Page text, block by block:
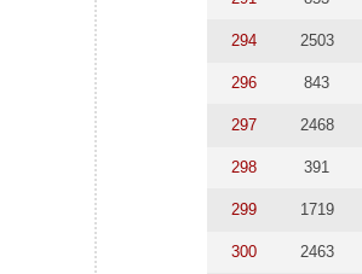
294 2503
296 843
297 2468
298 391
299 1719
300 2463